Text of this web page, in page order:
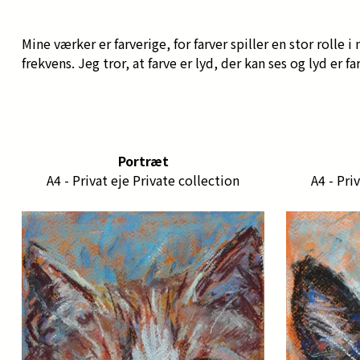
Mine værker er farverige, for farver spiller en stor rolle i
frekvens. Jeg tror, at farve er lyd, der kan ses og lyd er
Portræt
A4 - Privat eje Private collection
A4 -